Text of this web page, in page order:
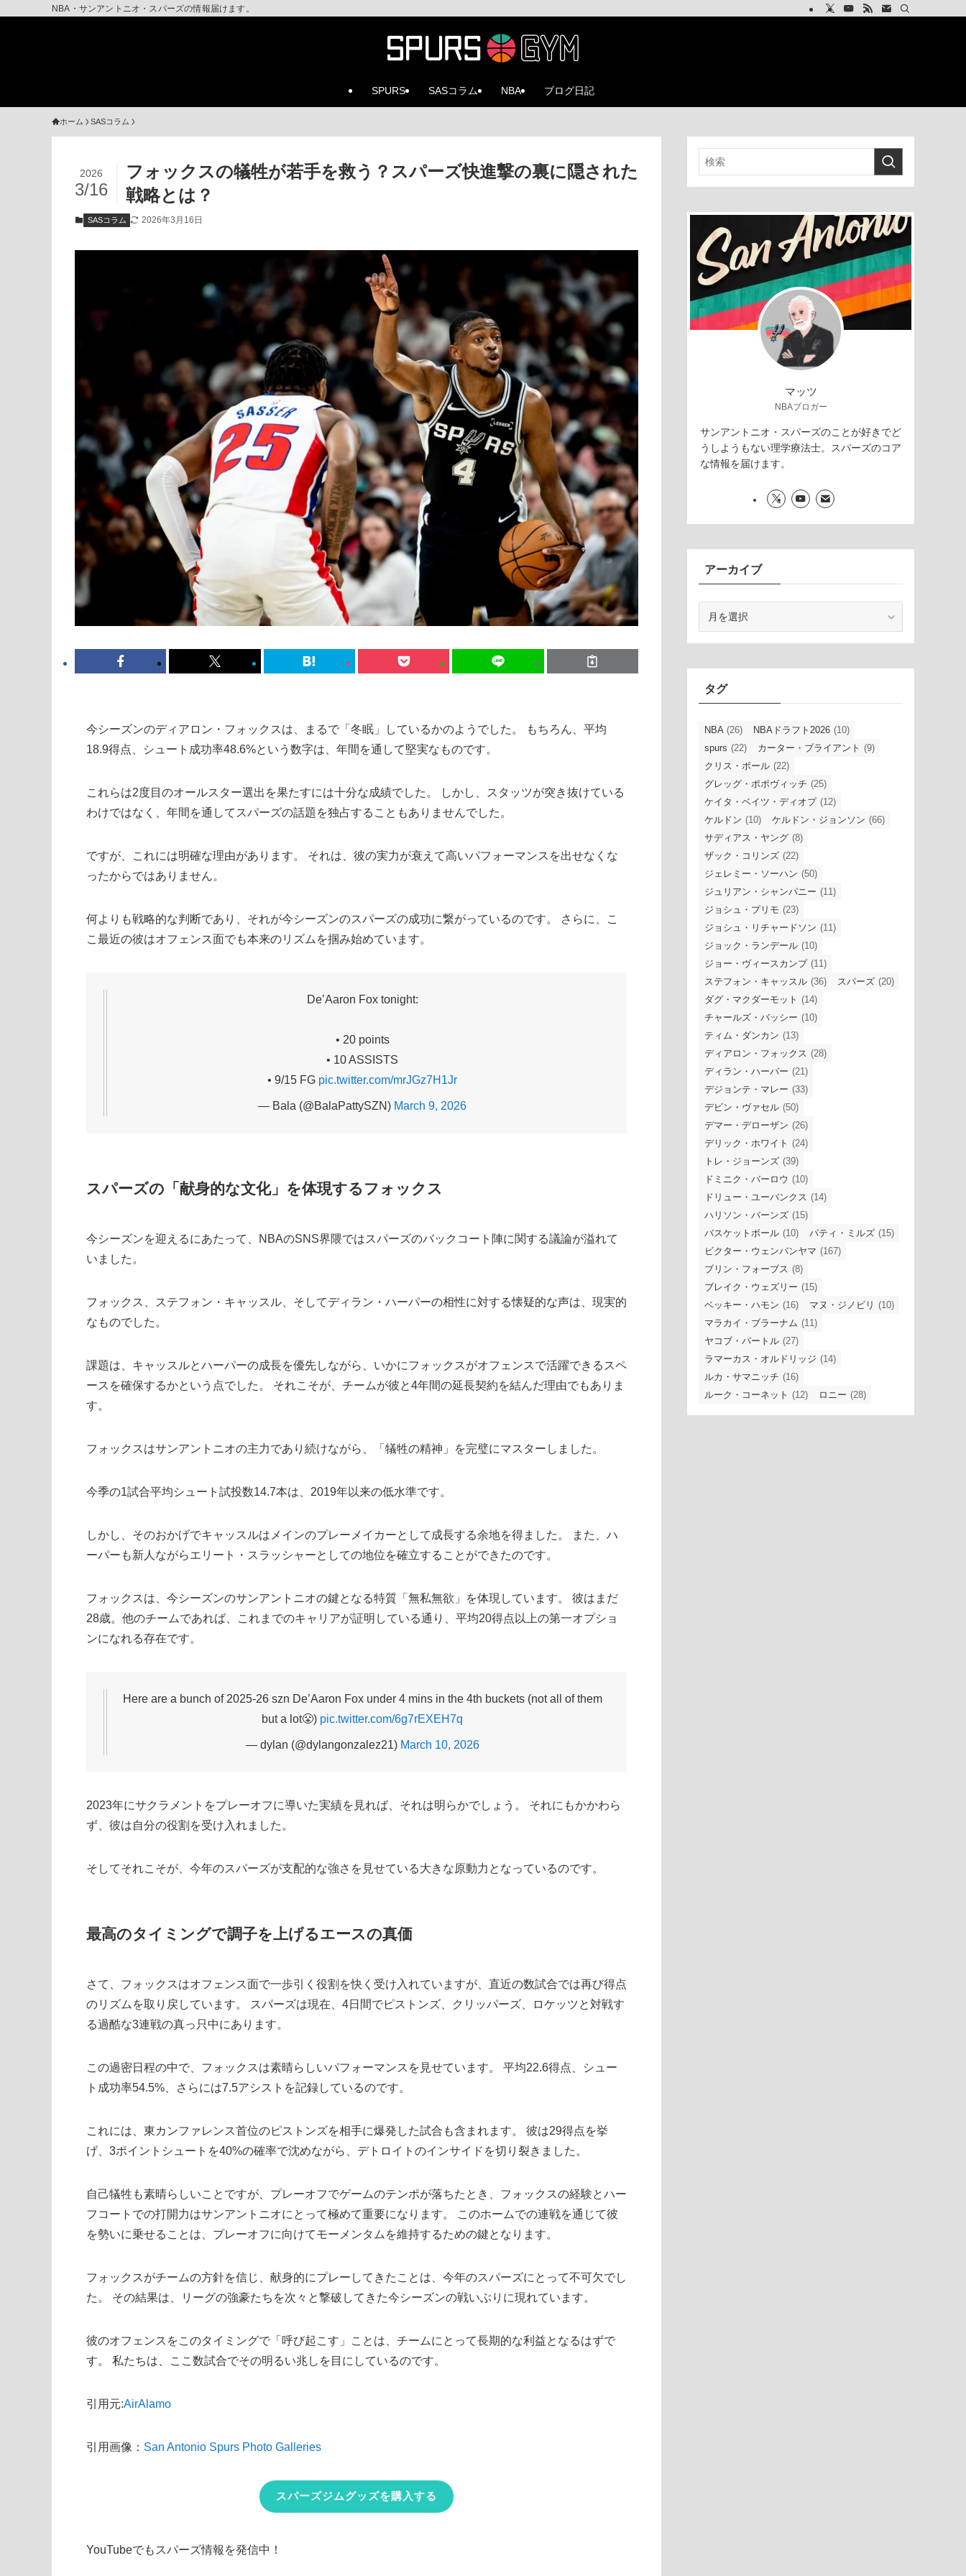
NBA・サンアントニオ・スパーズの情報届けます。
SPURS SASコラム NBA ブログ日記
ホーム SASコラム
フォックスの犠牲が若手を救う？スパーズ快進撃の裏に隠された
戦略とは？
2026
3/16
SASコラム 2026年3月16日
今シーズンのディアロン・フォックスは、まるで「冬眠」しているかのようでした。 もちろん、平均
18.9得点、シュート成功率48.6%という数字は、年間を通して堅実なものです。
これらは2度目のオールスター選出を果たすには十分な成績でした。 しかし、スタッツが突き抜けている
わけではなく、年間を通してスパーズの話題を独占することもありませんでした。
ですが、これには明確な理由があります。 それは、彼の実力が衰えて高いパフォーマンスを出せなくな
ったからではありません。
何よりも戦略的な判断であり、それが今シーズンのスパーズの成功に繋がっているのです。 さらに、こ
こ最近の彼はオフェンス面でも本来のリズムを掴み始めています。
De’Aaron Fox tonight:
• 20 points
• 10 ASSISTS
• 9/15 FG pic.twitter.com/mrJGz7H1Jr
— Bala (@BalaPattySZN) March 9, 2026
スパーズの「献身的な文化」を体現するフォックス
今シーズンを迎えるにあたって、NBAのSNS界隈ではスパーズのバックコート陣に関する議論が溢れて
いました。
フォックス、ステフォン・キャッスル、そしてディラン・ハーパーの相性に対する懐疑的な声は、現実的
なものでした。
課題は、キャッスルとハーパーの成長を優先しながら、いかにフォックスがオフェンスで活躍できるスペ
ースを確保するかという点でした。 それこそが、チームが彼と4年間の延長契約を結んだ理由でもありま
す。
フォックスはサンアントニオの主力であり続けながら、「犠牲の精神」を完璧にマスターしました。
今季の1試合平均シュート試投数14.7本は、2019年以来の低水準です。
しかし、そのおかげでキャッスルはメインのプレーメイカーとして成長する余地を得ました。 また、ハ
ーパーも新人ながらエリート・スラッシャーとしての地位を確立することができたのです。
フォックスは、今シーズンのサンアントニオの鍵となる特質「無私無欲」を体現しています。 彼はまだ
28歳。他のチームであれば、これまでのキャリアが証明している通り、平均20得点以上の第一オプショ
ンになれる存在です。
Here are a bunch of 2025-26 szn De’Aaron Fox under 4 mins in the 4th buckets (not all of them
but a lot😤) pic.twitter.com/6g7rEXEH7q
— dylan (@dylangonzalez21) March 10, 2026
2023年にサクラメントをプレーオフに導いた実績を見れば、それは明らかでしょう。 それにもかかわら
ず、彼は自分の役割を受け入れました。
そしてそれこそが、今年のスパーズが支配的な強さを見せている大きな原動力となっているのです。
最高のタイミングで調子を上げるエースの真価
さて、フォックスはオフェンス面で一歩引く役割を快く受け入れていますが、直近の数試合では再び得点
のリズムを取り戻しています。 スパーズは現在、4日間でピストンズ、クリッパーズ、ロケッツと対戦す
る過酷な3連戦の真っ只中にあります。
この過密日程の中で、フォックスは素晴らしいパフォーマンスを見せています。 平均22.6得点、シュー
ト成功率54.5%、さらには7.5アシストを記録しているのです。
これには、東カンファレンス首位のピストンズを相手に爆発した試合も含まれます。 彼は29得点を挙
げ、3ポイントシュートを40%の確率で沈めながら、デトロイトのインサイドを切り裂きました。
自己犠牲も素晴らしいことですが、プレーオフでゲームのテンポが落ちたとき、フォックスの経験とハー
フコートでの打開力はサンアントニオにとって極めて重要になります。 このホームでの連戦を通じて彼
を勢いに乗せることは、プレーオフに向けてモーメンタムを維持するための鍵となります。
フォックスがチームの方針を信じ、献身的にプレーしてきたことは、今年のスパーズにとって不可欠でし
た。 その結果は、リーグの強豪たちを次々と撃破してきた今シーズンの戦いぶりに現れています。
彼のオフェンスをこのタイミングで「呼び起こす」ことは、チームにとって長期的な利益となるはずで
す。 私たちは、ここ数試合でその明るい兆しを目にしているのです。
引用元:AirAlamo
引用画像： San Antonio Spurs Photo Galleries
スパーズジムグッズを購入する
YouTubeでもスパーズ情報を発信中！
マッツ
NBAブロガー
サンアントニオ・スパーズのことが好きでど
うしようもない理学療法士。スパーズのコア
な情報を届けます。
アーカイブ
ブ
タグ
NBA (26) NBAドラフト2026 (10)
spurs (22) カーター・ブライアント (9)
クリス・ポール (22)
グレッグ・ポポヴィッチ (25)
ケイタ・ベイツ・ディオプ (12)
ケルドン (10) ケルドン・ジョンソン (66)
サディアス・ヤング (8)
ザック・コリンズ (22)
ジェレミー・ソーハン (50)
ジュリアン・シャンパニー (11)
ジョシュ・プリモ (23)
ジョシュ・リチャードソン (11)
ジョック・ランデール (10)
ジョー・ヴィースカンプ (11)
ステフォン・キャッスル (36) スパーズ (20)
ダグ・マクダーモット (14)
チャールズ・バッシー (10)
ティム・ダンカン (13)
ディアロン・フォックス (28)
ディラン・ハーパー (21)
デジョンテ・マレー (33)
デビン・ヴァセル (50)
デマー・デローザン (26)
デリック・ホワイト (24)
トレ・ジョーンズ (39)
ドミニク・バーロウ (10)
ドリュー・ユーバンクス (14)
ハリソン・バーンズ (15)
バスケットボール (10) パティ・ミルズ (15)
ビクター・ウェンバンヤマ (167)
ブリン・フォーブス (8)
ブレイク・ウェズリー (15)
ベッキー・ハモン (16) マヌ・ジノビリ (10)
マラカイ・ブラーナム (11)
ヤコブ・パートル (27)
ラマーカス・オルドリッジ (14)
ルカ・サマニッチ (16)
ルーク・コーネット (12) ロニー (28)